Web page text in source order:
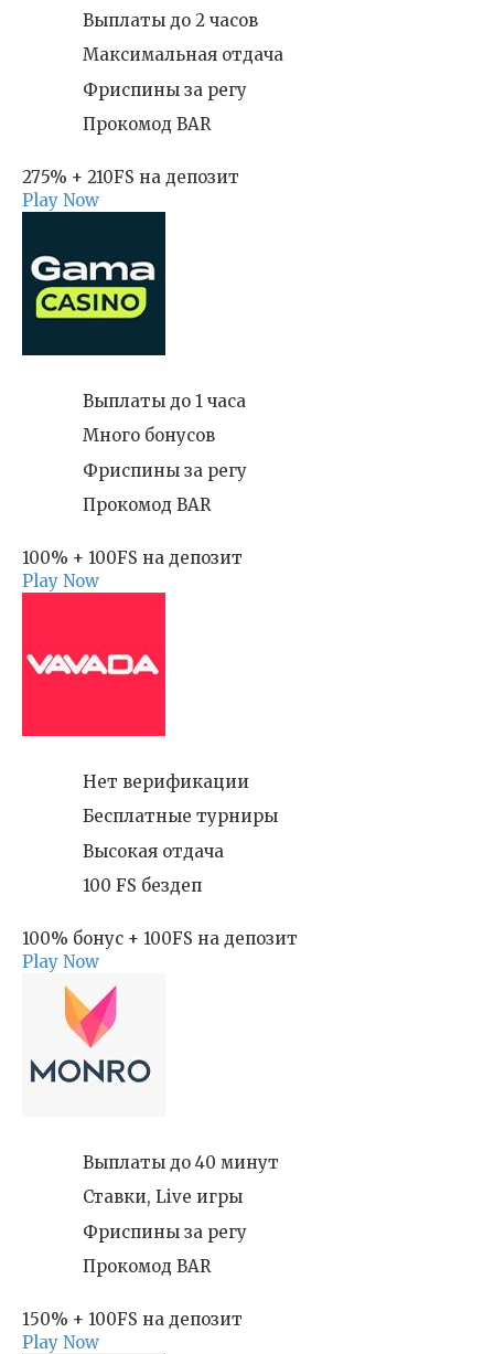
Выплаты до 2 часов
Максимальная отдача
Фриспины за регу
Прокомод BAR
275% + 210FS на депозит
Play Now
Выплаты до 1 часа
Много бонусов
Фриспины за регу
Прокомод BAR
100% + 100FS на депозит
Play Now
Нет верификации
Бесплатные турниры
Высокая отдача
100 FS бездеп
100% бонус + 100FS на депозит
Play Now
Выплаты до 40 минут
Ставки, Live игры
Фриспины за регу
Прокомод BAR
150% + 100FS на депозит
Play Now